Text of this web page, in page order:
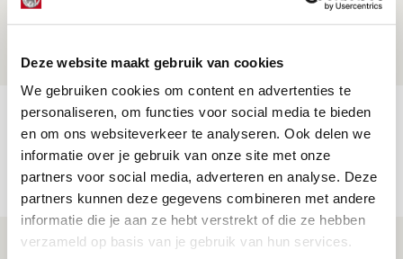
Deze website maakt gebruik van cookies
We gebruiken cookies om content en advertenties te
personaliseren, om functies voor social media te bieden
en om ons websiteverkeer te analyseren. Ook delen we
informatie over je gebruik van onze site met onze
partners voor social media, adverteren en analyse. Deze
partners kunnen deze gegevens combineren met andere
informatie die je aan ze hebt verstrekt of die ze hebben
verzameld op basis van je gebruik van hun services.
de Johan Cruijff Arena?
NIEUWS
Trotse Klaassen: ‘Vierhonderd duels
voor mijn club is heel speciaal’
Ajax zet Shelbourne eenvoudig opzij en